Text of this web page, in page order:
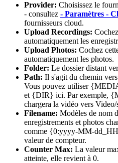
Provider: Choisissez le
- consultez - Paramètres -
fournisseurs cloud.
Upload Recordings:
automatiquement les
Upload Photos: Cochez
automatiquement les photos.
Folder: Le dossier distant
Path: Il s'agit du chemin
Vous pouvez utiliser
et {DIR} ici. Par exemple,
chargera la vidéo vers
Filename: Modèles de nom
enregistrements et photos
comme {0:yyyy-MM-
valeur de compteur.
Counter Max: La valeur
atteinte, elle revient à 0.